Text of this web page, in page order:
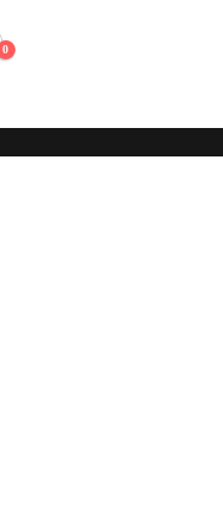
0